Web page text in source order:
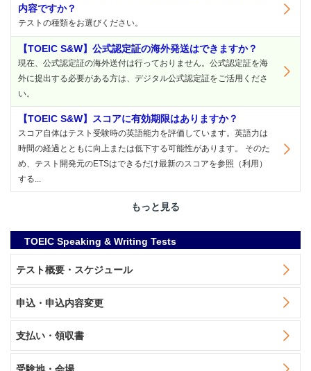
内容ですか？
テストの種類をお選びください。
【TOEIC S&W】公式認定証の海外発送はできますか？
現在、公式認定証の海外送付は行っておりません。公式認定証を海
外に提出する必要がある方は、デジタル公式認定証をご活用くださ
い。
【TOEIC S&W】スコアに有効期限はありますか？
スコア自体はテスト受験時の英語能力を評価しています。英語力は
時間の経過とともに向上または低下する可能性があります。 そのた
め、テスト開発元のETSはできるだけ最新のスコアを参照（利用）
する...
もっと見る
TOEIC Speaking & Writing Tests
テスト概要・スケジュール
申込・申込内容変更
支払い・領収書